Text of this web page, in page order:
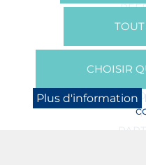
CHOISIR
Plus d'information